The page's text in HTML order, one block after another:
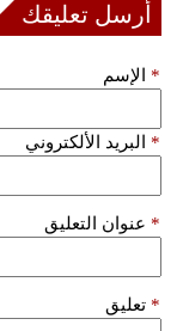
أرسل تعليقك
الإسم *
البريد الألكتروني *
عنوان التعليق *
تعليق *